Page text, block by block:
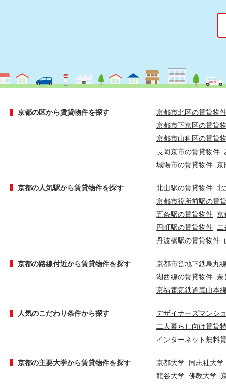
京都の区から賃貸物件を探す
京都市北区の賃貸物
京都市下京区の賃貸
京都市山科区の賃貸
長岡京市の賃貸物件
城陽市の賃貸物件 京
京都の人気駅から賃貸物件を探す 北山駅の賃貸物件 北
京都市役所前駅の賃
五条駅の賃貸物件 京
円町駅の賃貸物件
丹波橋駅の賃貸物件
京都の路線付近から賃貸物件を探す
京都市営地下鉄烏丸
湖西線の賃貸物件 奈
京福電気鉄道嵐山本
人気のこだわり条件から探す
デザイナーズマンシ
二人暮らし向け賃貸
インターネット無料
京都の主要大学から賃貸物件を探す 京都大学 同志社大学
龍谷大学 佛教大学